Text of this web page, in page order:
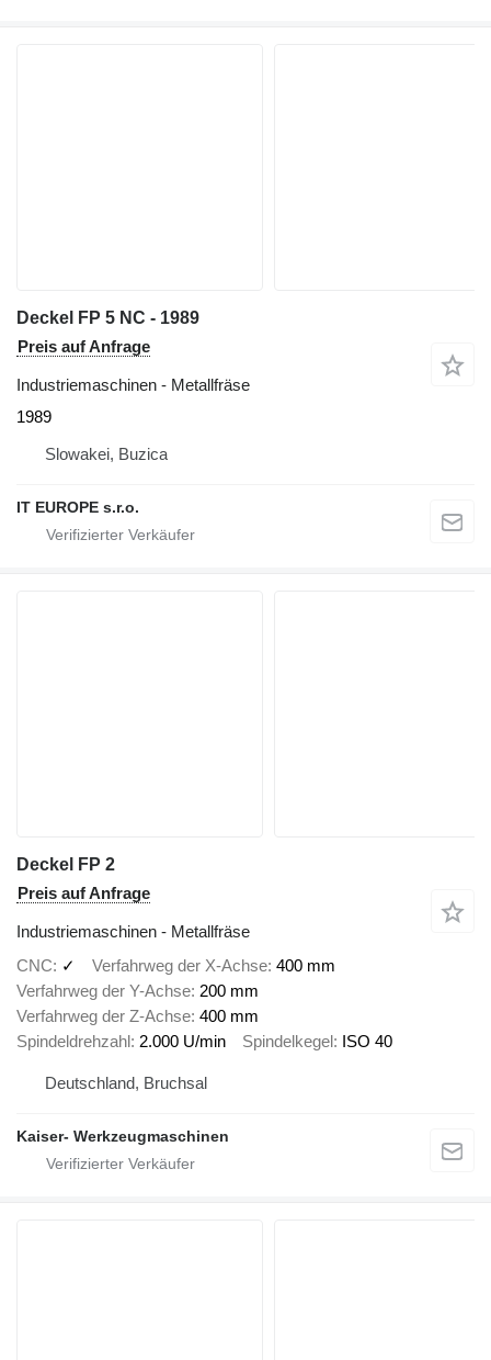
Deckel FP 5 NC - 1989
Preis auf Anfrage
Industriemaschinen - Metallfräse
1989
Slowakei, Buzica
IT EUROPE s.r.o.
Deckel FP 2
Preis auf Anfrage
Industriemaschinen - Metallfräse
CNC
✓ Verfahrweg der X-Achse 400 mm
Verfahrweg der Y-Achse 200 mm
Verfahrweg der Z-Achse 400 mm
Spindeldrehzahl 2.000 U/min Spindelkegel ISO 40
Deutschland, Bruchsal
Kaiser- Werkzeugmaschinen